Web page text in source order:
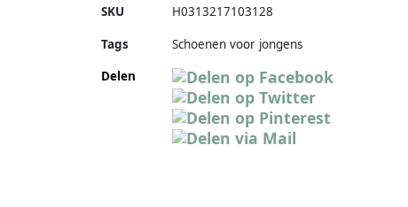
SKU H0313217103128
Tags
Schoenen voor jongens
Delen